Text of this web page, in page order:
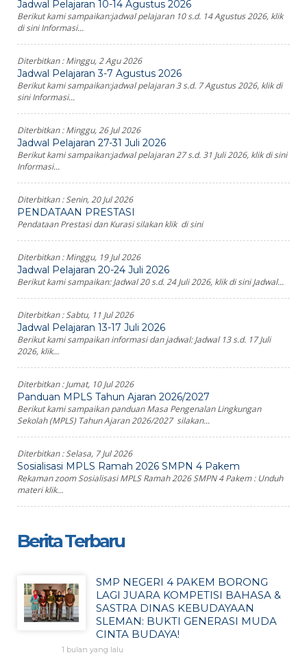
Jadwal Pelajaran 10-14 Agustus 2026
Berikut kami sampaikan:jadwal pelajaran 10 s.d. 14 Agustus 2026, klik
di sini Informasi...
Diterbitkan :Minggu, 2 Agu 2026
Jadwal Pelajaran 3-7 Agustus 2026
Berikut kami sampaikan:jadwal pelajaran 3 s.d. 7 Agustus 2026, klik di
sini Informasi...
Diterbitkan :Minggu, 26 Jul 2026
Jadwal Pelajaran 27-31 Juli 2026
Berikut kami sampaikan:jadwal pelajaran 27 s.d. 31 Juli 2026, klik di sini
Informasi...
Diterbitkan :Senin, 20 Jul 2026
PENDATAAN PRESTASI
Pendataan Prestasi dan Kurasi silakan klik di sini
Diterbitkan :Minggu, 19 Jul 2026
Jadwal Pelajaran 20-24 Juli 2026
Berikut kami sampaikan: Jadwal 20 s.d. 24 Juli 2026, klik di sini Jadwal...
Diterbitkan :Sabtu, 11 Jul 2026
Jadwal Pelajaran 13-17 Juli 2026
Berikut kami sampaikan informasi dan jadwal: Jadwal 13 s.d. 17 Juli
2026, klik...
Diterbitkan :Jumat, 10 Jul 2026
Panduan MPLS Tahun Ajaran 2026/2027
Berikut kami sampaikan panduan Masa Pengenalan Lingkungan
Sekolah (MPLS) Tahun Ajaran 2026/2027 silakan...
Diterbitkan :Selasa, 7 Jul 2026
Sosialisasi MPLS Ramah 2026 SMPN 4 Pakem
Rekaman zoom Sosialisasi MPLS Ramah 2026 SMPN 4 Pakem : Unduh
materi klik...
Berita Terbaru
SMP NEGERI 4 PAKEM BORONG
LAGI JUARA KOMPETISI BAHASA &
SASTRA DINAS KEBUDAYAAN
SLEMAN: BUKTI GENERASI MUDA
CINTA BUDAYA!
1 bulan yang lalu